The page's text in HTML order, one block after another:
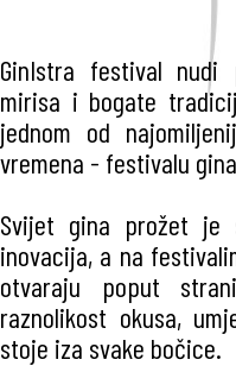
GinIstra festival nudi
mirisa i bogate
jednom od
vremena - festivalu
Svijet gina prožet je
inovacija, a na
otvaraju poput
raznolikost okusa,
stoje iza svake bočice.